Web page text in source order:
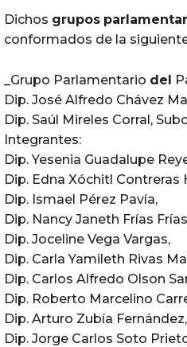
Dichos grupos
conformados de la
_Grupo Parlamentario del
Dip. José Alfredo Chávez
Dip. Saúl Mireles Corral,
Integrantes:
Dip. Yesenia Guadalupe
Dip. Edna Xóchitl Contreras
Dip. Ismael Pérez Pavía,
Dip. Nancy Janeth Frías
Dip. Joceline Vega Vargas,
Dip. Carla Yamileth Rivas
Dip. Carlos Alfredo Olson
Dip. Roberto Marcelino
Dip. Arturo Zubía
Dip. Jorge Carlos Soto